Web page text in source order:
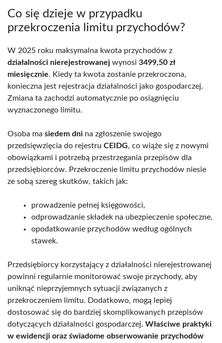
Co się dzieje w przypadku
przekroczenia limitu przychodów?
W 2025 roku maksymalna kwota przychodów z
działalności nierejestrowanej wynosi 3499,50 zł
miesięcznie. Kiedy ta kwota zostanie przekroczona,
konieczna jest rejestracja działalności jako gospodarczej.
Zmiana ta zachodzi automatycznie po osiągnięciu
wyznaczonego limitu.
Osoba ma siedem dni na zgłoszenie swojego
przedsięwzięcia do rejestru CEIDG, co wiąże się z nowymi
obowiązkami i potrzebą przestrzegania przepisów dla
przedsiębiorców. Przekroczenie limitu przychodów niesie
ze sobą szereg skutków, takich jak:
prowadzenie pełnej księgowości,
odprowadzanie składek na ubezpieczenie społeczne,
opodatkowanie przychodów według ogólnych
stawek.
Przedsiębiorcy korzystający z działalności nierejestrowanej
powinni regularnie monitorować swoje przychody, aby
uniknąć nieprzyjemnych sytuacji związanych z
przekroczeniem limitu. Dodatkowo, mogą lepiej
dostosować się do bardziej skomplikowanych przepisów
dotyczących działalności gospodarczej. Właściwe praktyki
w ewidencji oraz świadome obserwowanie przychodów